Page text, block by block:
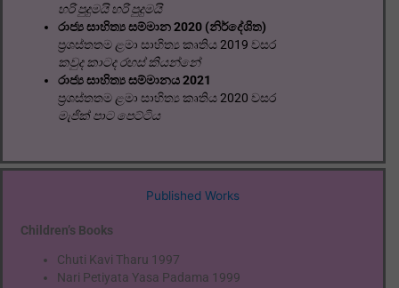
හරි පුදුමයි හරි පුදුමයි
රාජ්‍ය සාහිත්‍ය සම්මාන 2020 (නිර්දේශිත)
ප්‍රශස්තතම ළමා සාහිත්‍ය කෘතිය 2019 වසර
කවුද කාටද රහස් කියන්නේ
රාජ්‍ය සාහිත්‍ය සම්මානය 2021
ප්‍රශස්තතම ළමා සාහිත්‍ය කෘතිය 2020 වසර
මැජික් පාට පෙට්ටිය
Published Works
Children’s Books
Chuti Kavi Tharu 1997
Nari Petiyata Yasa Padama 1999